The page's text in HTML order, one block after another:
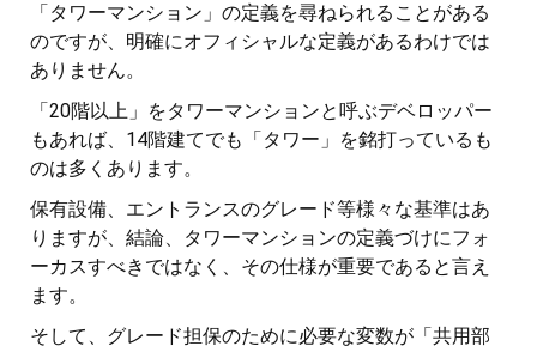
「タワーマンション」の定義を尋ねられることがある
のですが、明確にオフィシャルな定義があるわけでは
ありません。
「20階以上」をタワーマンションと呼ぶデベロッパー
もあれば、14階建てでも「タワー」を銘打っているも
のは多くあります。
保有設備、エントランスのグレード等様々な基準はあ
りますが、結論、タワーマンションの定義づけにフォ
ーカスすべきではなく、その仕様が重要であると言え
ます。
そして、グレード担保のために必要な変数が「共用部